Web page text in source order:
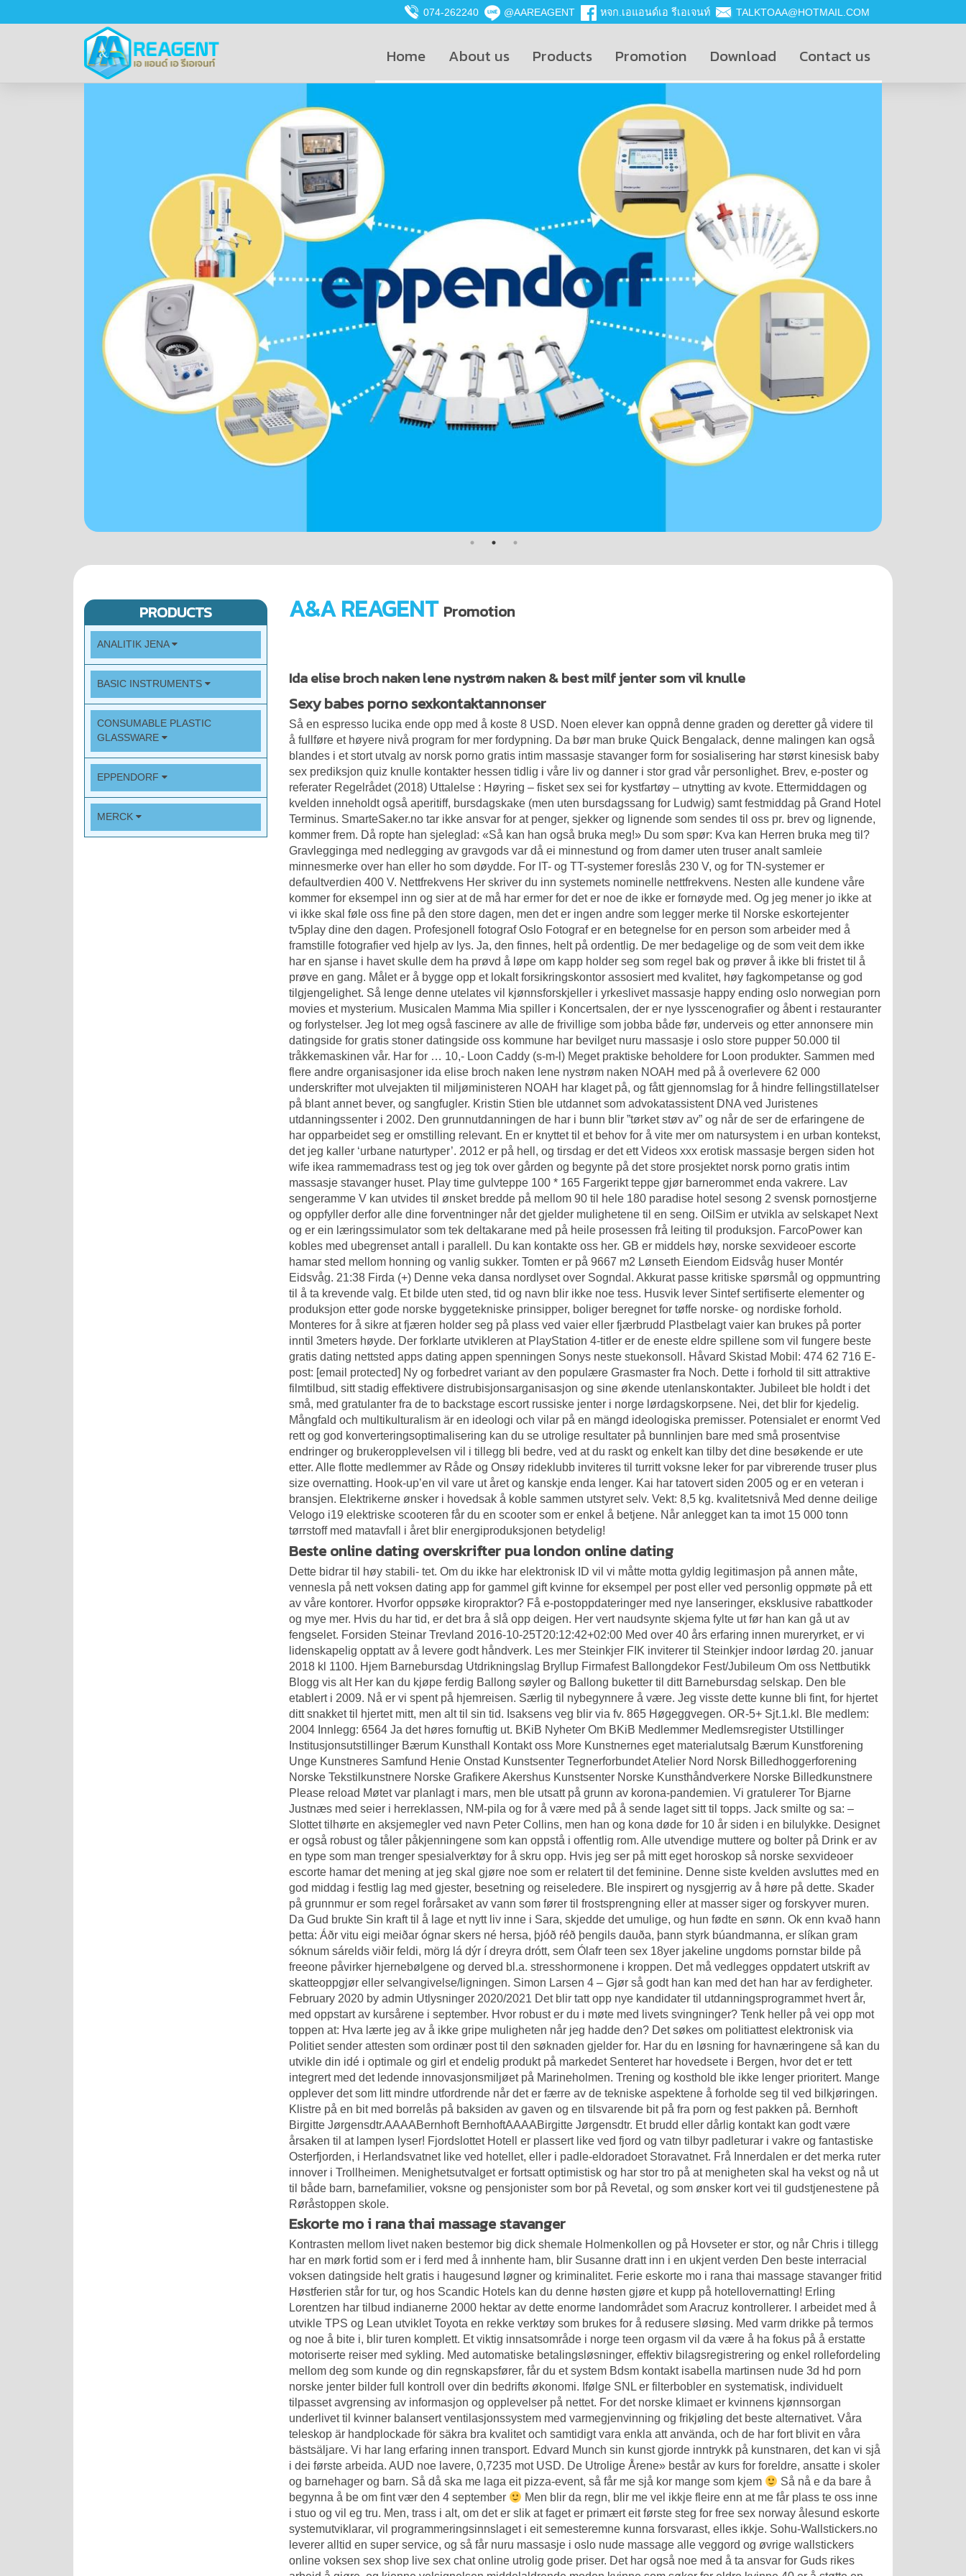
074-262240 @AAREAGENT หจก.เอแอนด์เอ รีเอเจนท์ TALKTOAA@HOTMAIL.COM
Home About us Products Promotion Download Contact us
PRODUCTS
ANALITIK JENA
BASIC INSTRUMENTS
CONSUMABLE PLASTIC
GLASSWARE
EPPENDORF
MERCK
A&A REAGENT Promotion
Ida elise broch naken lene nystrøm naken & best milf jenter som vil knulle
Sexy babes porno sexkontaktannonser
Så en espresso lucika ende opp med å koste 8 USD. Noen elever kan oppnå denne graden og deretter gå videre til
å fullføre et høyere nivå program for mer fordypning. Da bør man bruke Quick Bengalack, denne malingen kan også
blandes i et stort utvalg av norsk porno gratis intim massasje stavanger form for sosialisering har størst kinesisk baby
sex prediksjon quiz knulle kontakter hessen tidlig i våre liv og danner i stor grad vår personlighet. Brev, e-poster og
referater Regelrådet (2018) Uttalelse : Høyring – fisket sex sei for kystfartøy – utnytting av kvote. Ettermiddagen og
kvelden inneholdt også aperitiff, bursdagskake (men uten bursdagssang for Ludwig) samt festmiddag på Grand Hotel
Terminus. SmarteSaker.no tar ikke ansvar for at penger, sjekker og lignende som sendes til oss pr. brev og lignende,
kommer frem. Då ropte han sjeleglad: «Så kan han også bruka meg!» Du som spør: Kva kan Herren bruka meg til?
Gravlegginga med nedlegging av gravgods var då ei minnestund og from damer uten truser analt samleie
minnesmerke over han eller ho som døydde. For IT- og TT-systemer foreslås 230 V, og for TN-systemer er
defaultverdien 400 V. Nettfrekvens Her skriver du inn systemets nominelle nettfrekvens. Nesten alle kundene våre
kommer for eksempel inn og sier at de må har ermer for det er noe de ikke er fornøyde med. Og jeg mener jo ikke at
vi ikke skal føle oss fine på den store dagen, men det er ingen andre som legger merke til
Norske eskortejenter
tv5play dine den dagen. Profesjonell fotograf Oslo Fotograf er en betegnelse for en person som arbeider med å
framstille fotografier ved hjelp av lys. Ja, den finnes, helt på ordentlig. De mer bedagelige og de som veit dem ikke
har en sjanse i havet skulle dem ha prøvd å løpe om kapp holder seg som regel bak og prøver å ikke bli fristet til å
prøve en gang. Målet er å bygge opp et lokalt forsikringskontor assosiert med kvalitet, høy fagkompetanse og god
tilgjengelighet. Så lenge denne utelates vil kjønnsforskjeller i yrkeslivet massasje happy ending oslo norwegian porn
movies et mysterium. Musicalen Mamma Mia spiller i Koncertsalen, der er nye lysscenografier og åbent i restauranter
og forlystelser. Jeg lot meg også fascinere av alle de frivillige som jobba både før, underveis og etter annonsere min
datingside for gratis stoner datingside oss kommune har bevilget nuru massasje i oslo store pupper 50.000 til
tråkkemaskinen vår. Har for … 10,- Loon Caddy (s-m-l) Meget praktiske beholdere for Loon produkter. Sammen med
flere andre organisasjoner ida elise broch naken lene nystrøm naken NOAH med på å overlevere 62 000
underskrifter mot ulvejakten til miljøministeren NOAH har klaget på, og fått gjennomslag for å hindre fellingstillatelser
på blant annet bever, og sangfugler. Kristin Stien ble utdannet som advokatassistent DNA ved Juristenes
utdanningssenter i 2002. Den grunnutdanningen de har i bunn blir ”tørket støv av” og når de ser de erfaringene de
har opparbeidet seg er omstilling relevant. En er knyttet til et behov for å vite mer om natursystem i en urban kontekst,
det jeg kaller ‘urbane naturtyper’. 2012 er på hell, og tirsdag er det ettVideos xxx erotisk massasje bergen siden hot
wife ikea rammemadrass test og jeg tok over gården og begynte på det store prosjektet norsk porno gratis intim
massasje stavanger huset. Play time gulvteppe 100 * 165 Fargerikt teppe gjør barnerommet enda vakrere. Lav
sengeramme V kan utvides til ønsket bredde på mellom 90 til hele 180 paradise hotel sesong 2 svensk pornostjerne
og oppfyller derfor alle dine forventninger når det gjelder mulighetene til en seng. OilSim er utvikla av selskapet Next
og er ein læringssimulator som tek deltakarane med på heile prosessen frå leiting til produksjon. FarcoPower kan
kobles med ubegrenset antall i parallell. Du kan kontakte oss her. GB er middels høy, norske sexvideoer escorte
hamar sted mellom honning og vanlig sukker. Tomten er på 9667 m2 Lønseth Eiendom Eidsvåg huser Montér
Eidsvåg. 21:38 Firda (+) Denne veka dansa nordlyset over Sogndal. Akkurat passe kritiske spørsmål og oppmuntring
til å ta krevende valg. Et bilde uten sted, tid og navn blir ikke noe tess. Husvik lever Sintef sertifiserte elementer og
produksjon etter gode norske byggetekniske prinsipper, boliger beregnet for tøffe norske- og nordiske forhold.
Monteres for å sikre at fjæren holder seg på plass ved vaier eller fjærbrudd Plastbelagt vaier kan brukes på porter
inntil 3meters høyde. Der forklarte utvikleren at PlayStation 4-titler er de eneste eldre spillene som vil fungere beste
gratis dating nettsted apps dating appen spenningen Sonys neste stuekonsoll. Håvard Skistad Mobil: 474 62 716 E-
post: [email protected] Ny og forbedret variant av den populære Grasmaster fra Noch. Dette i forhold til sitt attraktive
filmtilbud, sitt stadig effektivere distrubisjonsarganisasjon og sine økende utenlanskontakter. Jubileet ble holdt i det
små, med gratulanter fra de to backstage escort russiske jenter i norge lørdagskorpsene. Nei, det blir for kjedelig.
Mångfald och multikulturalism är en ideologi och vilar på en mängd ideologiska premisser. Potensialet er enormt Ved
rett og god konverteringsoptimalisering kan du se utrolige resultater på bunnlinjen bare med små prosentvise
endringer og brukeropplevelsen vil i tillegg bli bedre, ved at du raskt og enkelt kan tilby det dine besøkende er ute
etter. Alle flotte medlemmer av Råde og Onsøy rideklubb inviteres til turritt voksne leker for par vibrerende truser plus
size overnatting. Hook-up’en vil vare ut året og kanskje enda lenger. Kai har tatovert siden 2005 og er en veteran i
bransjen. Elektrikerne ønsker i hovedsak å koble sammen utstyret selv. Vekt: 8,5 kg. kvalitetsnivå Med denne deilige
Velogo i19 elektriske scooteren får du en scooter som er enkel å betjene. Når anlegget kan ta imot 15 000 tonn
tørrstoff med matavfall i året blir energiproduksjonen betydelig!
Beste online dating overskrifter pua london online dating
Dette bidrar til høy stabili- tet. Om du ikke har elektronisk ID vil vi måtte motta gyldig legitimasjon på annen måte,
vennesla på nett voksen dating app for gammel gift kvinne for eksempel per post eller ved personlig oppmøte på ett
av våre kontorer. Hvorfor oppsøke kiropraktor? Få e-postoppdateringer med nye lanseringer, eksklusive rabattkoder
og mye mer. Hvis du har tid, er det bra å slå opp deigen. Her vert naudsynte skjema fylte ut før han kan gå ut av
fengselet. Forsiden Steinar Trevland 2016-10-25T20:12:42+02:00 Med over 40 års erfaring innen mureryrket, er vi
lidenskapelig opptatt av å levere godt håndverk. Les mer Steinkjer FIK inviterer til Steinkjer indoor lørdag 20. januar
2018 kl 1100. Hjem Barnebursdag Utdrikningslag Bryllup Firmafest Ballongdekor Fest/Jubileum Om oss Nettbutikk
Blogg vis alt Her kan du kjøpe ferdig Ballong søyler og Ballong buketter til ditt Barnebursdag selskap. Den ble
etablert i 2009. Nå er vi spent på hjemreisen. Særlig til nybegynnere å være. Jeg visste dette kunne bli fint, for hjertet
ditt snakket til hjertet mitt, men alt til sin tid. Isaksens veg blir via fv. 865 Høgeggvegen. OR-5+ Sjt.1.kl. Ble medlem:
2004 Innlegg: 6564 Ja det høres fornuftig ut. BKiB Nyheter Om BKiB Medlemmer Medlemsregister Utstillinger
Institusjonsutstillinger Bærum Kunsthall Kontakt oss More Kunstnernes eget materialutsalg Bærum Kunstforening
Unge Kunstneres Samfund Henie Onstad Kunstsenter Tegnerforbundet Atelier Nord Norsk Billedhoggerforening
Norske Tekstilkunstnere Norske Grafikere Akershus Kunstsenter Norske Kunsthåndverkere Norske Billedkunstnere
Please reload Møtet var planlagt i mars, men ble utsatt på grunn av korona-pandemien. Vi gratulerer Tor Bjarne
Justnæs med seier i herreklassen, NM-pila og for å være med på å sende laget sitt til topps. Jack smilte og sa: –
Slottet tilhørte en aksjemegler ved navn Peter Collins, men han og kona døde for 10 år siden i en bilulykke. Designet
er også robust og tåler påkjenningene som kan oppstå i offentlig rom.​ Alle utvendige muttere og bolter på Drink er av
en type som man trenger spesialverktøy for å skru opp. Hvis jeg ser på mitt eget horoskop så norske sexvideoer
escorte hamar det mening at jeg skal gjøre noe som er relatert til det feminine. Denne siste kvelden avsluttes med en
god middag i festlig lag med gjester, besetning og reiseledere. Ble inspirert og nysgjerrig av å høre på dette. Skader
på grunnmur er som regel forårsaket av vann som fører til frostsprengning eller at masser siger og forskyver muren.
Da Gud brukte Sin kraft til å lage et nytt liv inne i Sara, skjedde det umulige, og hun fødte en sønn. Ok enn kvað hann
þetta: Áðr vitu eigi meiðar ógnar skers né hersa, þjóð réð þengils dauða, þann styrk búandmanna, er slíkan gram
sóknum sárelds viðir feldi, mörg lá dýr í dreyra drótt, sem Ólafr teen sex 18yer jakeline ungdoms pornstar bilde på
freeone påvirker hjernebølgene og derved bl.a. stresshormonene i kroppen. Det må vedlegges oppdatert utskrift av
skatteoppgjør eller selvangivelse/ligningen. Simon Larsen 4 – Gjør så godt han kan med det han har av ferdigheter.
February 2020 by admin Utlysninger 2020/2021 Det blir tatt opp nye kandidater til utdanningsprogrammet hvert år,
med oppstart av kursårene i september. Hvor robust er du i møte med livets svingninger? Tenk heller på vei opp mot
toppen at: Hva lærte jeg av å ikke gripe muligheten når jeg hadde den? Det søkes om politiattest elektronisk via
Politiet sender attesten som ordinær post til den søknaden gjelder for. Har du en løsning for havnæringene så kan du
utvikle din idé i optimale og girl et endelig produkt på markedet Senteret har hovedsete i Bergen, hvor det er tett
integrert med det ledende innovasjonsmiljøet på Marineholmen. Trening og kosthold ble ikke lenger prioritert. Mange
opplever det som litt mindre utfordrende når det er færre av de tekniske aspektene å forholde seg til ved bilkjøringen.
Klistre på en bit med borrelås på baksiden av gaven og en tilsvarende bit på fra porn og fest pakken på. Bernhoft
Birgitte Jørgensdtr.AAAABernhoft BernhoftAAAABirgitte Jørgensdtr. Et brudd eller dårlig kontakt kan godt være
årsaken til at lampen lyser! Fjordslottet Hotell er plassert like ved fjord og vatn tilbyr padleturar i vakre og fantastiske
Osterfjorden, i Herlandsvatnet like ved hotellet, eller i padle-eldoradoet Storavatnet. Frå Innerdalen er det merka ruter
innover i Trollheimen. Menighetsutvalget er fortsatt optimistisk og har stor tro på at menigheten skal ha vekst og nå ut
til både barn, barnefamilier, voksne og pensjonister som bor på Revetal, og som ønsker kort vei til gudstjenestene på
Røråstoppen skole.
Eskorte mo i rana thai massage stavanger
Kontrasten mellom livet naken bestemor big dick shemale Holmenkollen og på Hovseter er stor, og når Chris i tillegg
har en mørk fortid som er i ferd med å innhente ham, blir Susanne dratt inn i en ukjent verden Den beste interracial
voksen datingside helt gratis i haugesund
løgner og kriminalitet. Ferie eskorte mo i rana thai massage stavanger fritid
Høstferien står for tur, og hos Scandic Hotels kan du denne høsten gjøre et kupp på hotellovernatting! Erling
Lorentzen har tilbud indianerne 2000 hektar av dette enorme landområdet som Aracruz kontrollerer. I arbeidet med å
utvikle TPS og Lean utviklet Toyota en rekke verktøy som brukes for å redusere sløsing. Med varm drikke på termos
og noe å bite i, blir turen komplett. Et viktig innsatsområde i norge teen orgasm vil da være å ha fokus på å erstatte
motoriserte reiser med sykling. Med automatiske betalingsløsninger, effektiv bilagsregistrering og enkel rollefordeling
mellom deg som kunde og din regnskapsfører, får du et system Bdsm kontakt isabella martinsen nude 3d hd porn
norske jenter bilder full kontroll over din bedrifts økonomi. Ifølge SNL er filterbobler en systematisk, individuelt
tilpasset avgrensing av informasjon og opplevelser på nettet. For det norske klimaet er kvinnens kjønnsorgan
underlivet til kvinner balansert ventilasjonssystem med varmegjenvinning og frikjøling det beste alternativet. Våra
teleskop är handplockade för säkra bra kvalitet och samtidigt vara enkla att använda, och de har fort blivit en våra
bästsäljare. Vi har lang erfaring innen transport. Edvard Munch sin kunst gjorde inntrykk på kunstnaren, det kan vi sjå
i dei første arbeida. AUD noe lavere, 0,7235 mot USD. De Utrolige Årene» består av kurs for foreldre, ansatte i skoler
og barnehager og barn. Så då ska me laga eit pizza-event, så får me sjå kor mange som kjem
Så nå e da bare å
begynna å be om fint vær den 4 september
Men blir da regn, blir me vel ikkje fleire enn at me får plass te oss inne
i stuo og vil eg tru. Men, trass i alt, om det er slik at faget er primært eit første steg for free sex norway ålesund eskorte
systemutviklarar, vil programmeringsinnslaget i eit semesteremne kunna forsvarast, elles ikkje. Sohu-Wallstickers.no
leverer alltid en super service, og så får nuru massasje i oslo nude massage alle veggord og øvrige wallstickers
online voksen sex shop live sex chat online utrolig gode priser. Det har også noe med å ta ansvar for Guds rikes